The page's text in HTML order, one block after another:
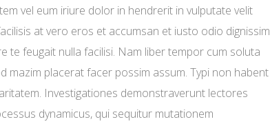
vel eum iriure dolor in hendrerit in vulputate velit
at vero eros et accumsan et iusto odio dignissim
te feugait nulla facilisi. Nam liber tempor cum soluta
mazim placerat facer possim assum. Typi non habent
Investigationes demonstraverunt lectores
dynamicus, qui sequitur mutationem